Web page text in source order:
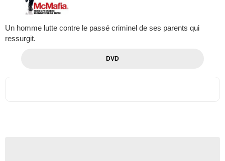
Un homme lutte contre le passé criminel de ses parents qui
ressurgit.
DVD